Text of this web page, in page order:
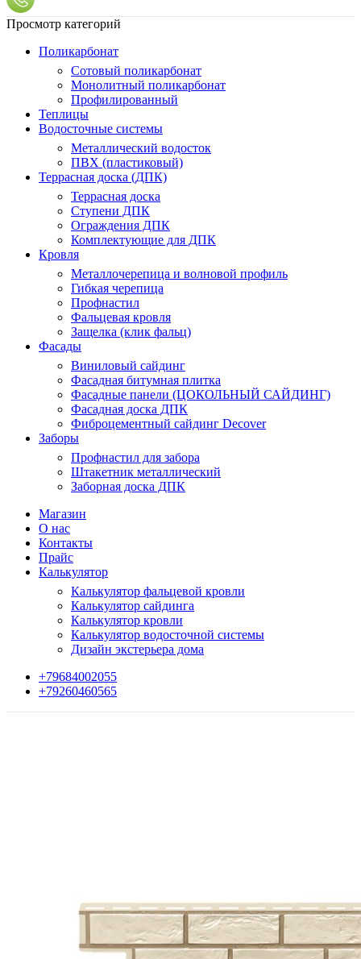
Просмотр категорий
Поликарбонат
Сотовый поликарбонат
Монолитный поликарбонат
Профилированный
Теплицы
Водосточные системы
Металлический водосток
ПВХ (пластиковый)
Террасная доска (ДПК)
Террасная доска
Ступени ДПК
Ограждения ДПК
Комплектующие для ДПК
Кровля
Металлочерепица и волновой профиль
Гибкая черепица
Профнастил
Фальцевая кровля
Защелка (клик фальц)
Фасады
Виниловый сайдинг
Фасадная битумная плитка
Фасадные панели (ЦОКОЛЬНЫЙ САЙДИНГ)
Фасадная доска ДПК
Фиброцементный сайдинг Decover
Заборы
Профнастил для забора
Штакетник металлический
Заборная доска ДПК
Магазин
О нас
Контакты
Прайс
Калькулятор
Калькулятор фальцевой кровли
Калькулятор сайдинга
Калькулятор кровли
Калькулятор водосточной системы
Дизайн экстерьера дома
+79684002055
+79260460565